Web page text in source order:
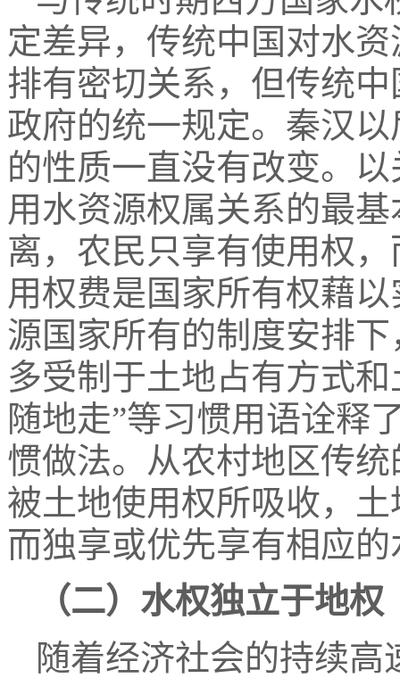
定差异，传统中国对水
排有密切关系，但传统
政府的统一规定。秦汉
的性质一直没有改变。
用水资源权属关系的最
离，农民只享有使用权
用权费是国家所有权藉
源国家所有的制度安排
多受制于土地占有方式
随地走”等习惯用语诠释
惯做法。从农村地区传
被土地使用权所吸收，
而独享或优先享有相应的
（二）水权独立于地权
随着经济社会的持续